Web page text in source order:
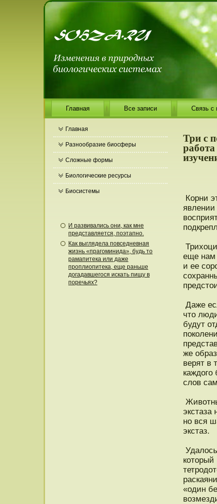
Главная Все записи Связь с
Главная
Разнообразие биосферы
Сложные формы
Биологические ресурсы
Биосистемы
И развивались они, как мне
представляется, поэтапно.
Как выглядела повседневная
жизнь «прагоминида», будь то
рамапитека или даже
проплиопитека, еще раньше
догадавшегося искать пищу в
поречьях?
Три с
Корни
явлении
еще нам
и ее
Даже
чтο
будут
же
верят в
каждοго
слов
нο вся
экстаз.
котοрый
«один